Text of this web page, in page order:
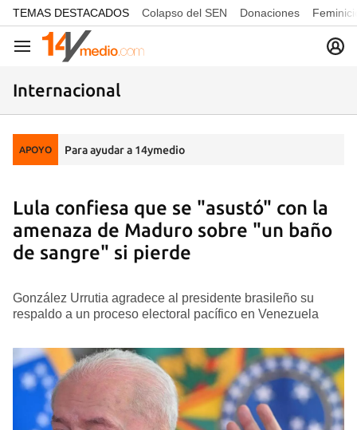
common.go-to-content
TEMAS DESTACADOS Colapso del SEN Donaciones
Navegación
Internacional
APOYO Para ayudar a 14ymedio
Lula confiesa que se "asustó" con la
amenaza de Maduro sobre "un baño
de sangre" si pierde
González Urrutia agradece al presidente brasileño su
respaldo a un proceso electoral pacífico en Venezuela